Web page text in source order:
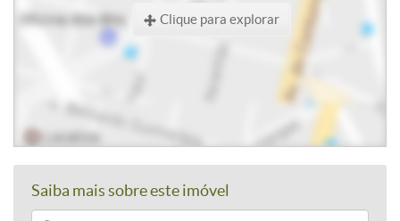
Clique para explorar
Saiba mais sobre este imóvel